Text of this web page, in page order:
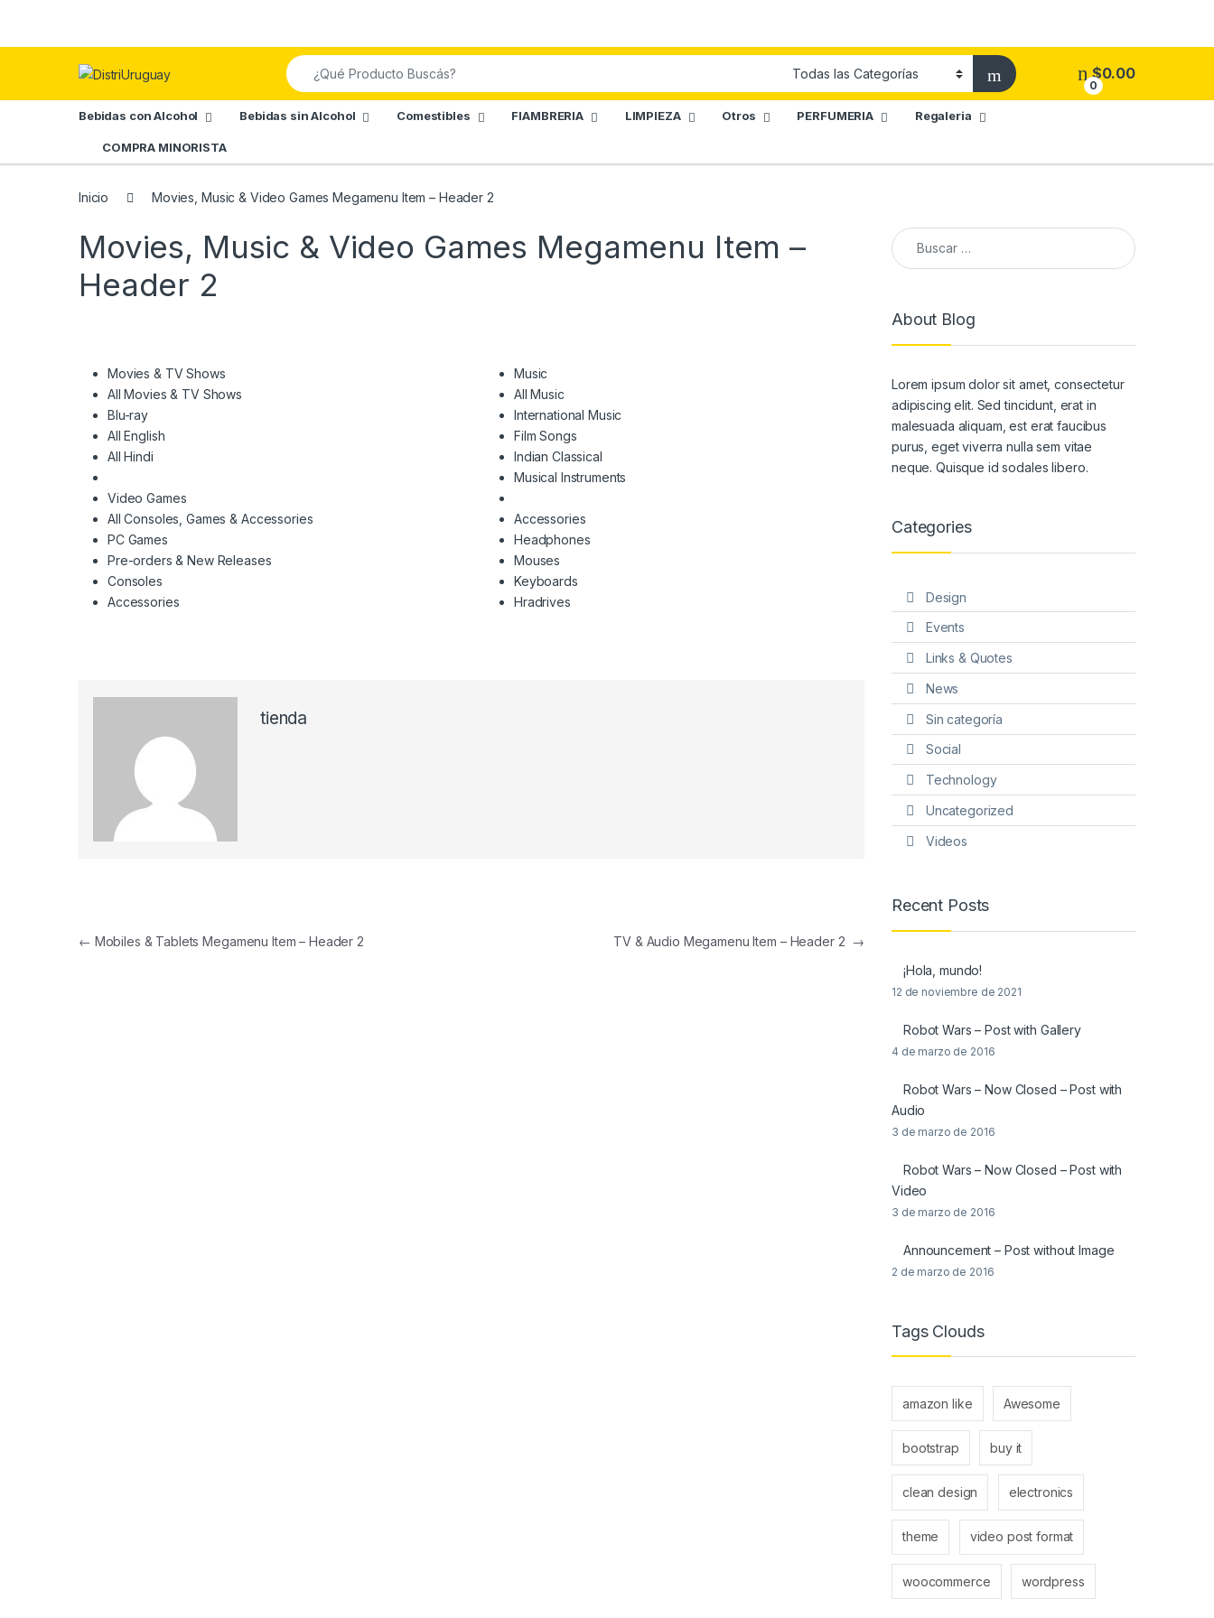
Search for:
0
$0.00
Bebidas con Alcohol Bebidas sin Alcohol Comestibles FIAMBRERIA LIMPIEZA Otros PERFUMERIA Regaleria
COMPRA MINORISTA
Inicio Movies, Music & Video Games Megamenu Item – Header 2
Movies, Music & Video Games Megamenu Item –
Header 2
Movies & TV Shows
All Movies & TV Shows
Blu-ray
All English
All Hindi
Video Games
All Consoles, Games & Accessories
PC Games
Pre-orders & New Releases
Consoles
Accessories
Music
All Music
International Music
Film Songs
Indian Classical
Musical Instruments
Accessories
Headphones
Mouses
Keyboards
Hradrives
tienda
Navegación de entradas
← Mobiles & Tablets Megamenu Item – Header 2 TV & Audio Megamenu Item – Header 2 →
Buscar:
About Blog
Lorem ipsum dolor sit amet, consectetur
adipiscing elit. Sed tincidunt, erat in
malesuada aliquam, est erat faucibus
purus, eget viverra nulla sem vitae
neque. Quisque id sodales libero.
Categories
Design
Events
Links & Quotes
News
Sin categoría
Social
Technology
Uncategorized
Videos
Recent Posts
¡Hola, mundo!
12 de noviembre de 2021
Robot Wars – Post with Gallery
4 de marzo de 2016
Robot Wars – Now Closed – Post with
Audio
3 de marzo de 2016
Robot Wars – Now Closed – Post with
Video
3 de marzo de 2016
Announcement – Post without Image
2 de marzo de 2016
Tags Clouds
amazon like Awesome
bootstrap buy it
clean design electronics
theme video post format
woocommerce wordpress